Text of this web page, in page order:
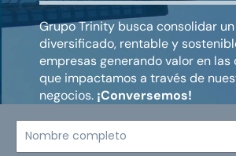
Grupo Trinity busca consolidar
diversificado, rentable y
empresas generando valor en
que impactamos a través de
negocios. ¡Conversemos!